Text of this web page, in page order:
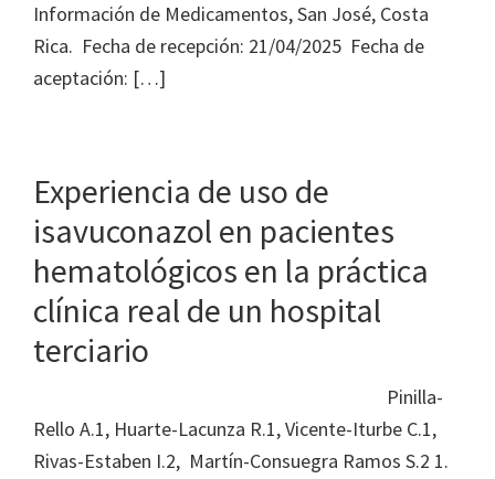
Información de Medicamentos, San José, Costa
Rica. Fecha de recepción: 21/04/2025 Fecha de
aceptación: […]
Experiencia de uso de
isavuconazol en pacientes
hematológicos en la práctica
clínica real de un hospital
terciario
Pinilla-
Rello A.1, Huarte-Lacunza R.1, Vicente-Iturbe C.1,
Rivas-Estaben I.2, Martín-Consuegra Ramos S.2 1.